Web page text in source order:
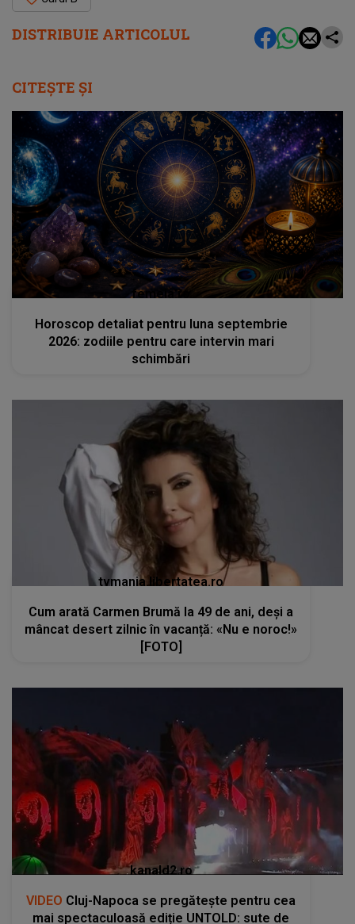
DISTRIBUIE ARTICOLUL
CITEȘTE ȘI
femeia.ro
Horoscop detaliat pentru luna septembrie
2026: zodiile pentru care intervin mari
schimbări
tvmania.libertatea.ro
Cum arată Carmen Brumă la 49 de ani, deși a
mâncat desert zilnic în vacanță: «Nu e noroc!»
[FOTO]
kanald2.ro
VIDEO Cluj-Napoca se pregătește pentru cea
mai spectaculoasă ediție UNTOLD: sute de